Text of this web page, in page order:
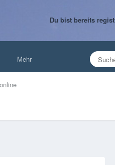
Du bist bereits
Mehr